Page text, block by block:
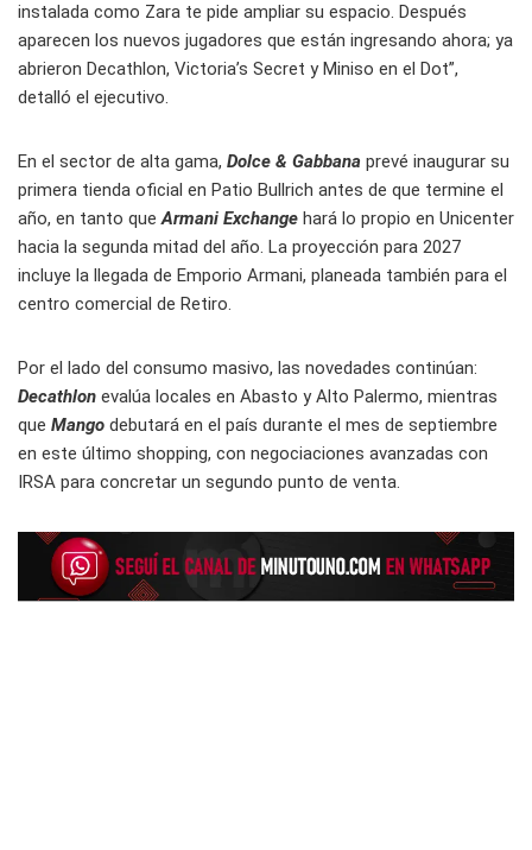
instalada como Zara te pide ampliar su espacio. Después
aparecen los nuevos jugadores que están ingresando ahora; ya
abrieron Decathlon, Victoria’s Secret y Miniso en el Dot”,
detalló el ejecutivo.
En el sector de alta gama, Dolce & Gabbana prevé inaugurar su
primera tienda oficial en Patio Bullrich antes de que termine el
año, en tanto queArmani Exchange hará lo propio en Unicenter
hacia la segunda mitad del año. La proyección para 2027
incluye la llegada de Emporio Armani, planeada también para el
centro comercial de Retiro.
Por el lado del consumo masivo, las novedades continúan:
Decathlon evalúa locales en Abasto y Alto Palermo, mientras
que Mango debutará en el país durante el mes de septiembre
en este último shopping, con negociaciones avanzadas con
IRSA para concretar un segundo punto de venta.